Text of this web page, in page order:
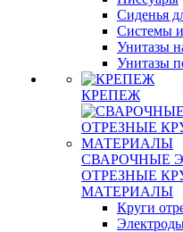
Сиденья
Системы
Унитазы
Унитазы
КРЕПЕЖ
СВАРОЧНЫЕ
ОТРЕЗНЫЕ
МАТЕРИАЛЫ
Круги